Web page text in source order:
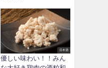
日本酒
優しい味わい！！みん